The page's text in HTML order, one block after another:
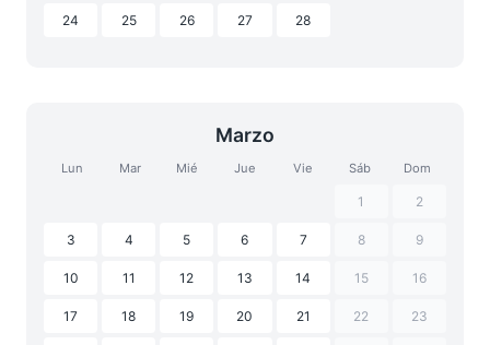
24 25 26 27 28
Marzo
Lun Mar Mié Jue Vie Sáb Dom
1 2
3 4 5 6 7 8 9
10 11 12 13 14 15 16
17 18 19 20 21 22 23